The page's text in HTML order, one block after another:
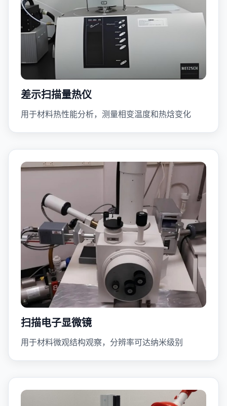
差示扫描量热仪
用于材料热性能分析，测量相变温度和热焓变化
扫描电子显微镜
用于材料微观结构观察，分辨率可达纳米级别